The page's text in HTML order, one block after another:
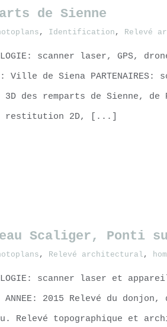
de Sienne
, Identification , Relevé
scanner laser, GPS,
Ville de Siena
3D des remparts de Sienne,
restitution 2D, [...]
Scaliger, Ponti
, Relevé architectural ,
scanner laser et
ANNEE: 2015 Relevé du
Relevé topographique et